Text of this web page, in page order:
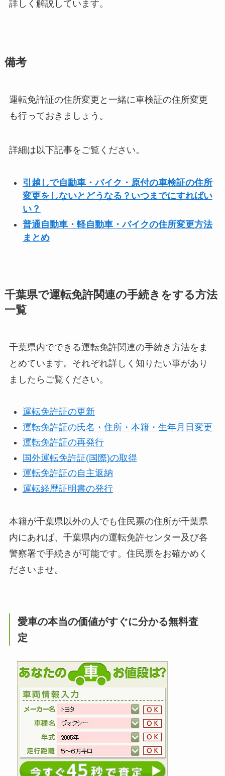
詳しく解説しています。
備考
運転免許証の住所変更と一緒に車検証の住所変更
も行っておきましょう。
詳細は以下記事をご覧ください。
引越しで自動車・バイク・原付の車検証の住所
変更をしないとどうなる？いつまでにすればい
い？
普通自動車・軽自動車・バイクの住所変更方法
まとめ
千葉県で運転免許関連の手続きをする方法
一覧
千葉県内でできる運転免許関連の手続き方法をま
とめています。それぞれ詳しく知りたい事があり
ましたらご覧ください。
運転免許証の更新
運転免許証の氏名・住所・本籍・生年月日変更
運転免許証の再発行
国外運転免許証(国際)の取得
運転免許証の自主返納
運転経歴証明書の発行
本籍が千葉県以外の人でも住民票の住所が千葉県
内にあれば、千葉県内の運転免許センター及び各
警察署で手続きが可能です。住民票をお確かめく
ださいませ。
愛車の本当の価値がすぐに分かる無料査
定